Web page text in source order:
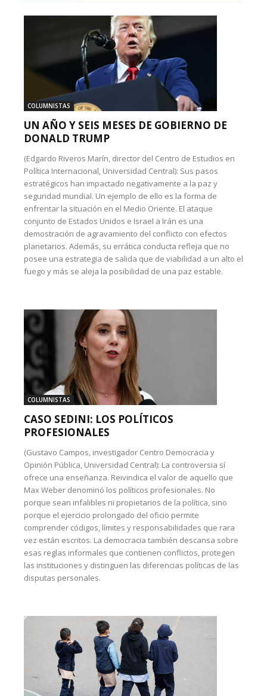
COLUMNISTAS
UN AÑO Y SEIS MESES DE GOBIERNO DE
DONALD TRUMP
(Edgardo Riveros Marín, director del Centro de Estudios en
Política Internacional, Universidad Central): Sus pasos
estratégicos han impactado negativamente a la paz y
seguridad mundial. Un ejemplo de ello es la forma de
enfrentar la situación en el Medio Oriente. El ataque
conjunto de Estados Unidos e Israel a Irán es una
demostración de agravamiento del conflicto con efectos
planetarios. Además, su errática conducta refleja que no
posee una estrategia de salida que de viabilidad a un alto el
fuego y más se aleja la posibilidad de una paz estable.
COLUMNISTAS
CASO SEDINI: LOS POLÍTICOS
PROFESIONALES
(Gustavo Campos, investigador Centro Democracia y
Opinión Pública, Universidad Central): La controversia sí
ofrece una enseñanza. Reivindica el valor de aquello que
Max Weber denominó los políticos profesionales. No
porque sean infalibles ni propietarios de la política, sino
porque el ejercicio prolongado del oficio permite
comprender códigos, límites y responsabilidades que rara
vez están escritos. La democracia también descansa sobre
esas reglas informales que contienen conflictos, protegen
las instituciones y distinguen las diferencias políticas de las
disputas personales.